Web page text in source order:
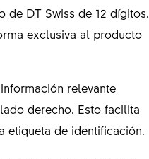
DT Swiss de 12 dígitos.
exclusiva al producto
relevante
derecho. Esto facilita
etiqueta de identificación.